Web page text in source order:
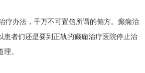
疗办法，千万不可置信所谓的偏方。癫痫治
者们还是要到正轨的癫痫治疗医院停止治
。